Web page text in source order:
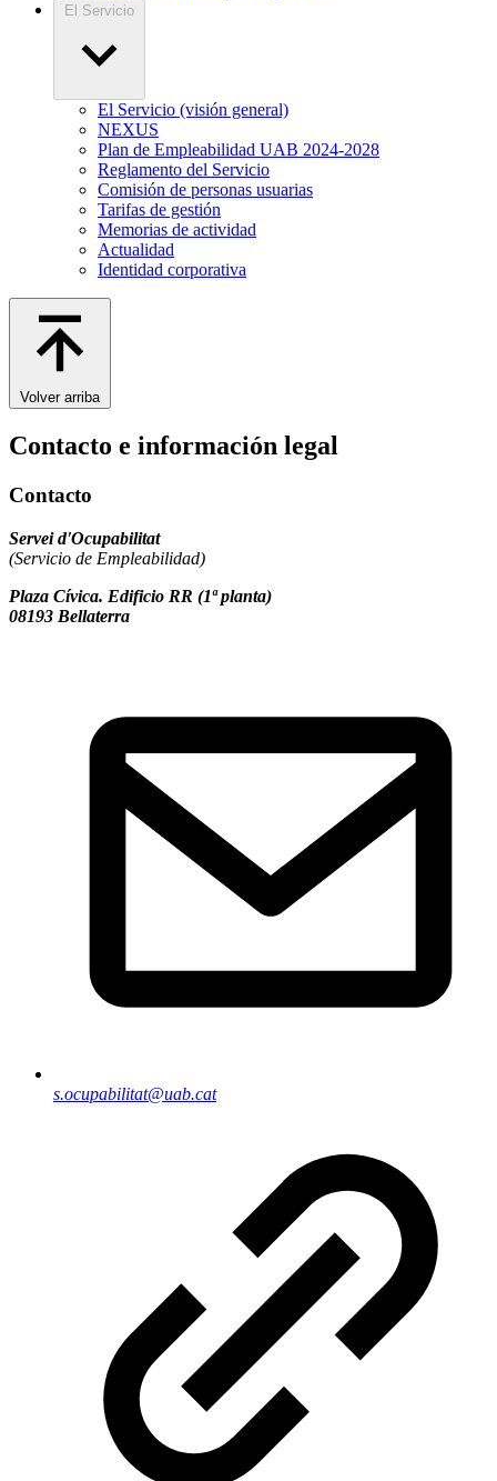
El Servicio
El Servicio (visión general)
NEXUS
Plan de Empleabilidad UAB 2024-2028
Reglamento del Servicio
Comisión de personas usuarias
Tarifas de gestión
Memorias de actividad
Actualidad
Identidad corporativa
Volver arriba
Contacto e información legal
Contacto
Servei d'Ocupabilitat
(Servicio de Empleabilidad)
Plaza Cívica. Edificio RR (1ª planta)
08193 Bellaterra
s.ocupabilitat@uab.cat